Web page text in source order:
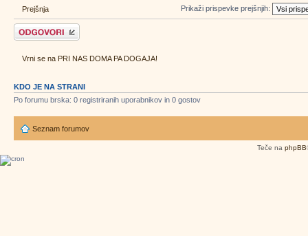
Prejšnja Prikaži prispevke prejšnjih:
Napiši odgovor
Vrni se na PRI NAS DOMA PA DOGAJA!
KDO JE NA STRANI
Po forumu brska: 0 registriranih uporabnikov in 0 gostov
Seznam forumov
Teče na phpBB